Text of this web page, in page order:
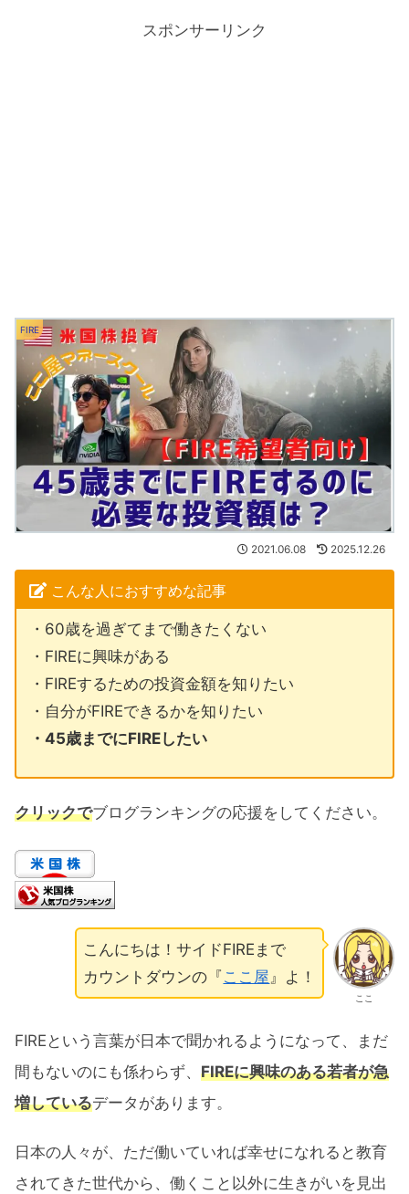
スポンサーリンク
FIRE
2021.06.08 2025.12.26
こんな人におすすめな記事
・60歳を過ぎてまで働きたくない
・FIREに興味がある
・FIREするための投資金額を知りたい
・自分がFIREできるかを知りたい
・45歳までにFIREしたい
クリックでブログランキングの応援をしてください。
ここ
こんにちは！サイドFIREまで
カウントダウンの『 ここ屋』よ！
FIREという言葉が日本で聞かれるようになって、まだ
間もないのにも係わらず、 FIREに興味のある若者が急
増しているデータがあります。
日本の人々が、ただ働いていれば幸せになれると教育
されてきた世代から、働くこと以外に生きがいを見出